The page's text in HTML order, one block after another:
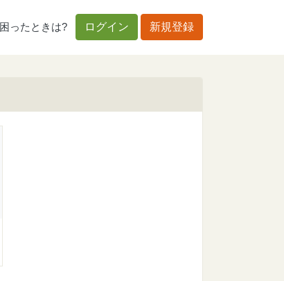
困ったときは? ログイン 新規登録